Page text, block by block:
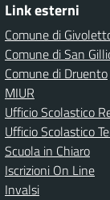
Link esterni
Comune di
Comune di San
Comune di Druento
MIUR
Ufficio Scolastico
Ufficio Scolastico
Scuola in Chiaro
Iscrizioni On Line
Invalsi